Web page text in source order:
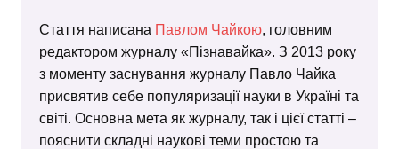
Стаття написана Павлом Чайкою, головним
редактором журналу «Пізнавайка». З 2013 року
з моменту заснування журналу Павло Чайка
присвятив себе популяризації науки в Україні та
світі. Основна мета як журналу, так і цієї статті –
пояснити складні наукові теми простою та